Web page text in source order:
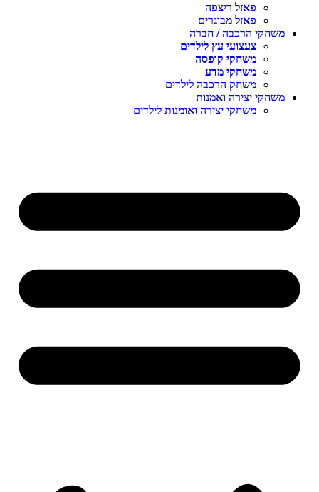
פאזל ריצפה
פאזל מבוגרים
משחקי הרכבה / חברה
צעצועי עץ לילדים
משחקי קופסה
משחקי מדע
משחק הרכבה לילדים
משחקי יצירה ואמנות
משחקי יצירה ואומנות לילדים